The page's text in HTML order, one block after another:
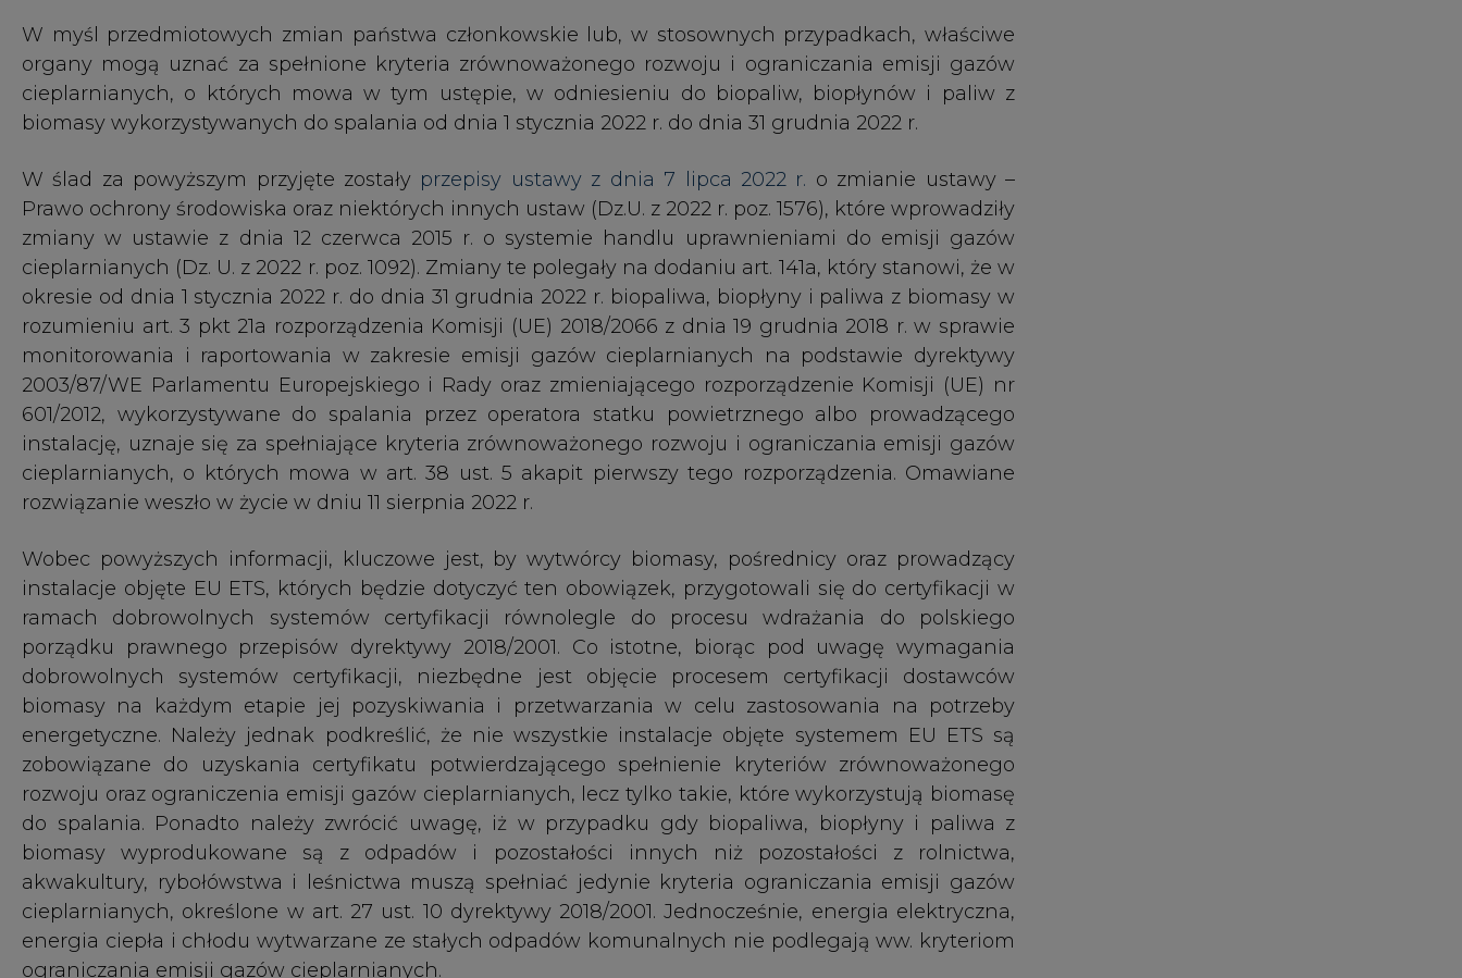
monitorowania i raportowania w zakresie emisji gazów cieplarnianych na podstawie dyrektywy
2003/87/WE Parlamentu Europejskiego i Rady oraz zmieniającego rozporządzenie Komisji (UE) nr
601/2012, wykorzystywane do spalania przez operatora statku powietrznego albo prowadzącego
instalację, uznaje się za spełniające kryteria zrównoważonego rozwoju i ograniczania emisji gazów
rozwiązanie weszło w życie w dniu 11 sierpnia 2022 r.
Wobec powyższych informacji, kluczowe jest, by wytwórcy biomasy, pośrednicy oraz prowadzący
instalacje objęte EU ETS, których będzie dotyczyć ten obowiązek, przygotowali się do certyfikacji w
ramach dobrowolnych systemów certyfikacji równolegle do procesu wdrażania do polskiego
porządku prawnego przepisów dyrektywy 2018/2001. Co istotne, biorąc pod uwagę wymagania
dobrowolnych systemów certyfikacji, niezbędne jest objęcie procesem certyfikacji dostawców
biomasy na każdym etapie jej pozyskiwania i przetwarzania w celu zastosowania na potrzeby
energetyczne. Należy jednak podkreślić, że nie wszystkie instalacje objęte systemem EU ETS są
zobowiązane do uzyskania certyfikatu potwierdzającego spełnienie kryteriów zrównoważonego
rozwoju oraz ograniczenia emisji gazów cieplarnianych, lecz tylko takie, które wykorzystują biomasę
do spalania. Ponadto należy zwrócić uwagę, iż w przypadku gdy biopaliwa, biopłyny i paliwa z
akwakultury, rybołówstwa i leśnictwa muszą spełniać jedynie kryteria ograniczania emisji gazów
cieplarnianych, określone w art. 27 ust. 10 dyrektywy 2018/2001. Jednocześnie, energia elektryczna,
energia ciepła i chłodu wytwarzane ze stałych odpadów komunalnych nie podlegają ww. kryteriom
ograniczania emisji gazów cieplarnianych.
Biorąc pod uwagę stanowisko KE odnoszące się do tych dobrowolnych systemów certyfikacji, które
przedłożyły wnioski o wydanie decyzji na podstawie art. 30 ust. 4 dyrektywy 2018/2001 i uzyskały
pozytywną ocenę techniczną KE (EC positive technical assessment), za dopuszczalną należy uznać
możliwość korzystania z ww. systemów na potrzeby potwierdzania spełniania kryteriów
zrównoważonego rozwoju przez biomasę wykorzystywaną w 2023 r. na potrzeby energetyczne przez
prowadzących instalacje objęte systemem EU ETS, nawet jeśli nie uzyskały one formalnej decyzji KE.
Podsumowując Ministerstwo Klimatu i Środowiska podtrzymuje stanowisko z dnia 27 września 2021
r., zgodnie z którym również dobrowolne systemy certyfikacji, które uzyskały pozytywną ocenę